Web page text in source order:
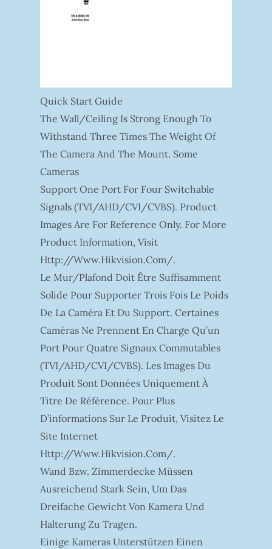
Quick Start Guide
The Wall/ceiling Is Strong Enough To
Withstand Three Times The Weight Of
The Camera And The Mount. Some
Cameras
Support One Port For Four Switchable
Signals (TVI/AHD/CVI/CVBS). Product
Images Are For Reference Only. For More
Product Information, Visit
Http://www.hikvision.com/.
Le Mur/plafond Doit Être Suffisamment
Solide Pour Supporter Trois Fois Le Poids
De La Caméra Et Du Support. Certaines
Caméras Ne Prennent En Charge Qu’un
Port Pour Quatre Signaux Commutables
(TVI/AHD/CVI/CVBS). Les Images Du
Produit Sont Données Uniquement À
Titre De Référence. Pour Plus
D’informations Sur Le Produit, Visitez Le
Site Internet
Http://www.hikvision.com/.
Wand Bzw. Zimmerdecke Müssen
Ausreichend Stark Sein, Um Das
Dreifache Gewicht Von Kamera Und
Halterung Zu Tragen.
Einige Kameras Unterstützen Einen